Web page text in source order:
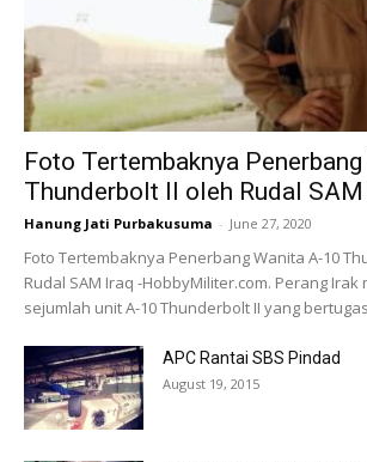
Foto Tertembaknya
Thunderbolt II oleh Rudal
Hanung Jati Purbakusuma - June 27, 2020
Foto Tertembaknya Penerbang Wanita A-10
Rudal SAM Iraq -HobbyMiliter.com. Perang Irak
sejumlah unit A-10 Thunderbolt II yang
APC Rantai SBS Pindad
August 19, 2015